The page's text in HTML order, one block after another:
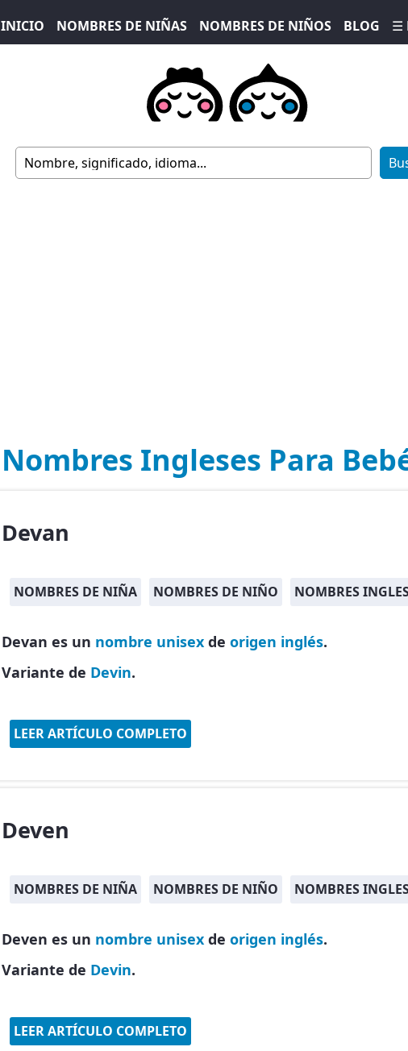
INICIO NOMBRES DE NIÑAS NOMBRES DE NIÑOS BLOG ☰
Nombres Ingleses Para
Devan
NOMBRES DE NIÑA NOMBRES DE NIÑO NOMBRES
Devan es un nombre unisex de origen inglés.
Variante de Devin.
LEER ARTÍCULO COMPLETO
Deven
NOMBRES DE NIÑA NOMBRES DE NIÑO NOMBRES
Deven es un nombre unisex de origen inglés.
Variante de Devin.
LEER ARTÍCULO COMPLETO